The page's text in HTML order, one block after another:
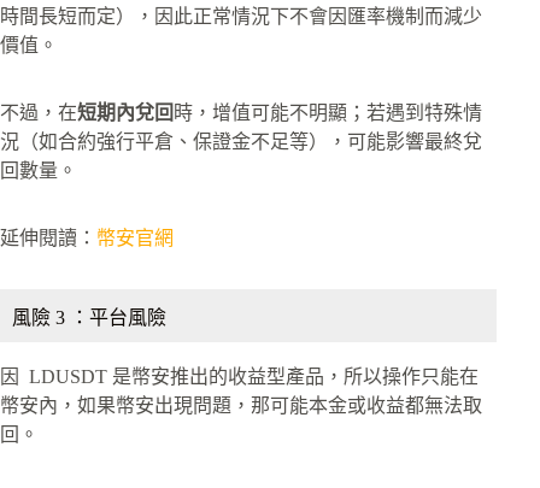
時間長短而定），因此正常情況下不會因匯率機制而減少
價值。
不過，在短期內兌回 時，增值可能不明顯；若遇到特殊情
況（如合約強行平倉、保證金不足等），可能影響最終兌
回數量。
延伸閱讀： 幣安官網
風險 3 ：平台風險
因 LDUSDT 是幣安推出的收益型產品，所以操作只能在
幣安內，如果幣安出現問題，那可能本金或收益都無法取
回。